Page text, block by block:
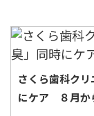
さくら歯科ク
にケア ８月か